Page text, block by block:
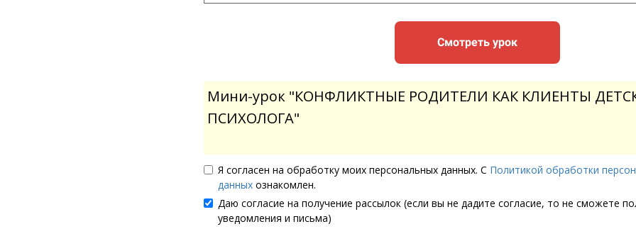
Смотреть урок
Мини-урок "КОНФЛИКТНЫЕ РОДИТЕЛИ КАК КЛИЕНТЫ
ПСИХОЛОГА"
Я согласен на обработку моих персональных данных. С Политикой обработки
данных ознакомлен.
Даю согласие на получение рассылок (если вы не дадите согласие, то не сможете
уведомления и письма)